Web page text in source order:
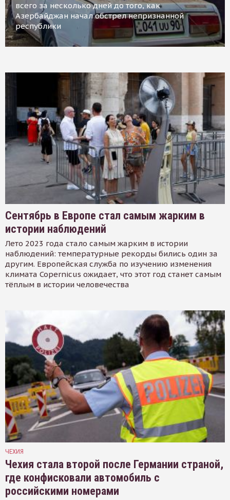
всего за несколько дней до того, как
Азербайджан начал обстрел непризнанной
республики
Сентябрь в Европе стал самым жарким в
истории наблюдений
Лето 2023 года стало самым жарким в истории
наблюдений: температурные рекорды бились один за
другим. Европейская служба по изучению изменения
климата Copernicus ожидает, что этот год станет самым
тёплым в истории человечества
ЧЕХИЯ
Чехия стала второй после Германии страной,
где конфисковали автомобиль с
российскими номерами